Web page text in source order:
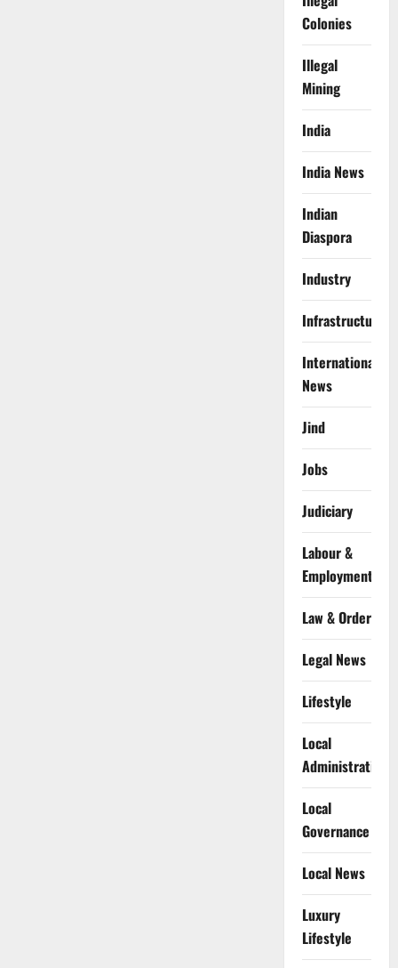
Colonies
Illegal
Mining
India
India News
Indian
Diaspora
Industry
Infrastructure
International
News
Jind
Jobs
Judiciary
Labour &
Employment
Law & Order
Legal News
Lifestyle
Local
Administration
Local
Governance
Local News
Luxury
Lifestyle